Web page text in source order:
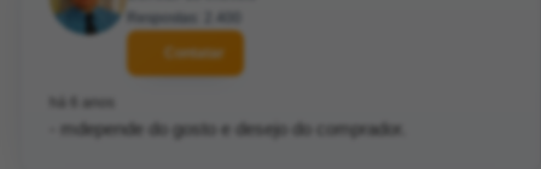
Contatar
- mdepende do gosto e desejo do comprador.